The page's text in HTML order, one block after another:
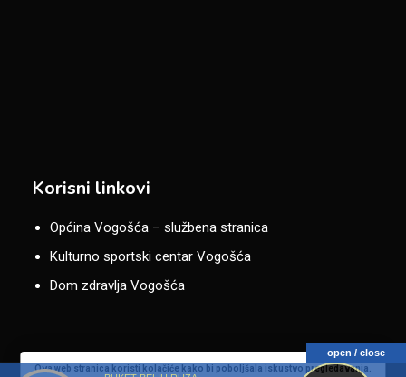
Korisni linkovi
Općina Vogošća – službena stranica
Kulturno sportski centar Vogošća
Dom zdravlja Vogošća
Ova web stranica koristi kolačiće kako bi poboljšala iskustvo pregledavanja.
open / close